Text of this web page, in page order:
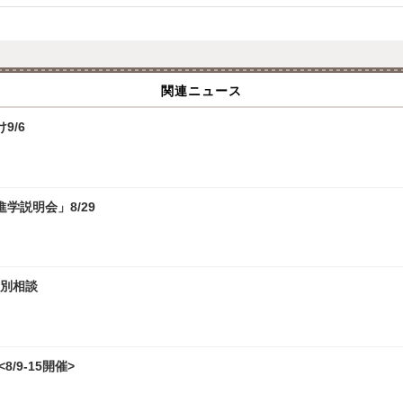
関連ニュース
9/6
学説明会」8/29
相談
9-15開催>